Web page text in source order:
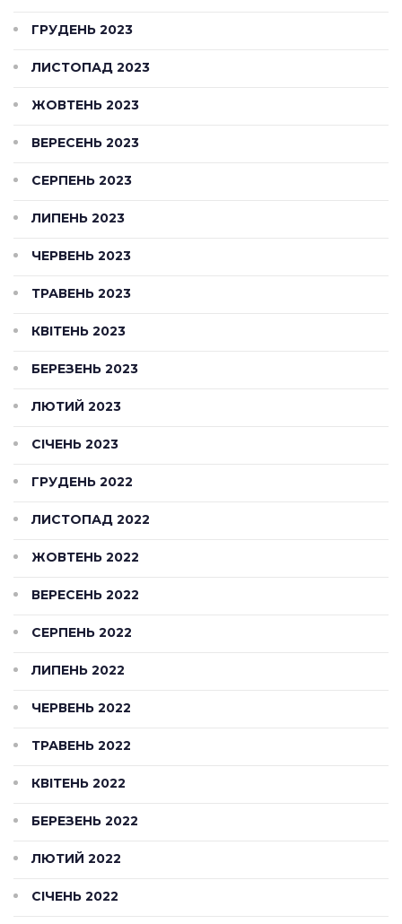
ГРУДЕНЬ 2023
ЛИСТОПАД 2023
ЖОВТЕНЬ 2023
ВЕРЕСЕНЬ 2023
СЕРПЕНЬ 2023
ЛИПЕНЬ 2023
ЧЕРВЕНЬ 2023
ТРАВЕНЬ 2023
КВІТЕНЬ 2023
БЕРЕЗЕНЬ 2023
ЛЮТИЙ 2023
СІЧЕНЬ 2023
ГРУДЕНЬ 2022
ЛИСТОПАД 2022
ЖОВТЕНЬ 2022
ВЕРЕСЕНЬ 2022
СЕРПЕНЬ 2022
ЛИПЕНЬ 2022
ЧЕРВЕНЬ 2022
ТРАВЕНЬ 2022
КВІТЕНЬ 2022
БЕРЕЗЕНЬ 2022
ЛЮТИЙ 2022
СІЧЕНЬ 2022